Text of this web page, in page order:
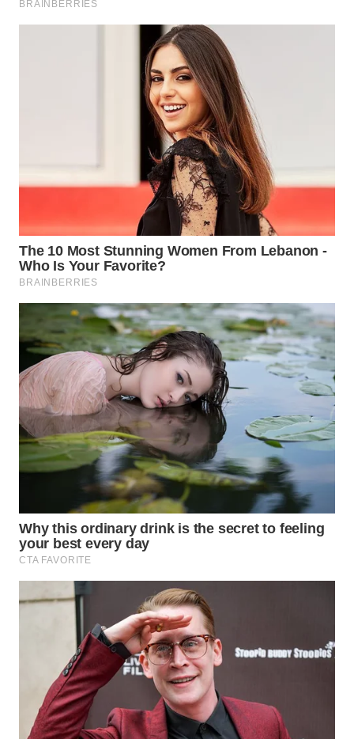
WN
WN
BOROBUDUR
WN
WN
SURABAYA
WN
NATUNA
WN
BINTAN
WN
MANDALIKA
LIKUPANG
LABUANBAJO
WN
BORNEO